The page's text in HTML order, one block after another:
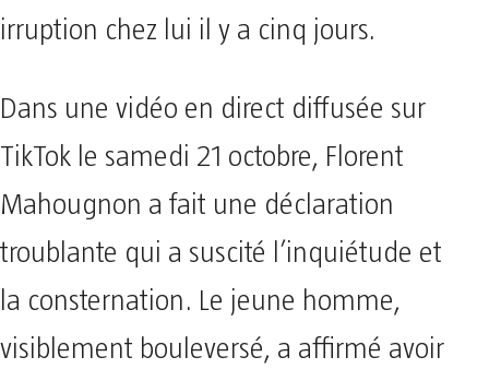
irruption chez lui il y a cinq jours.
Dans une vidéo en direct diffusée sur
TikTok le samedi 21 octobre, Florent
Mahougnon a fait une déclaration
troublante qui a suscité l’inquiétude et
la consternation. Le jeune homme,
visiblement bouleversé, a affirmé avoir